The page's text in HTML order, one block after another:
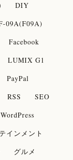
DIY
09A(F09A)
Facebook
LUMIX G1
PayPal
RSS
SEO
WordPress
インメント
グルメ